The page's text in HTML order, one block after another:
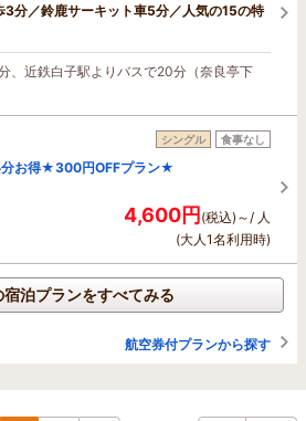
3分／鈴鹿サーキット車5分／人気の15の特
、近鉄白子駅よりバスで20分（奈良亭下
シングル 食事なし
分お得★300円OFFプラン★
4,600円(税込)～/ 人
(大人1名利用時)
宿泊プランをすべてみる
航空券付プランから探す